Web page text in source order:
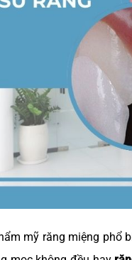
mỹ răng miệng phổ